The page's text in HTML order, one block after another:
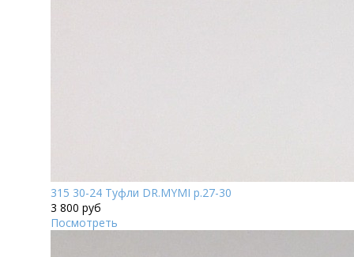
315 30-24 Туфли DR.MYMI р.27-30
3 800 руб
Посмотреть